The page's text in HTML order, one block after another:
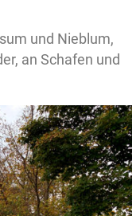
und Nieblum,
an Schafen und